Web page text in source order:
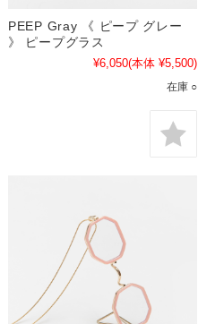
PEEP Gray 《 ピープ グレー
》 ピープグラス
¥6,050(本体 ¥5,500)
在庫 ○